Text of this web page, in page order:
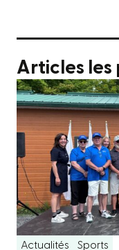
Articles les
Actualités Sports